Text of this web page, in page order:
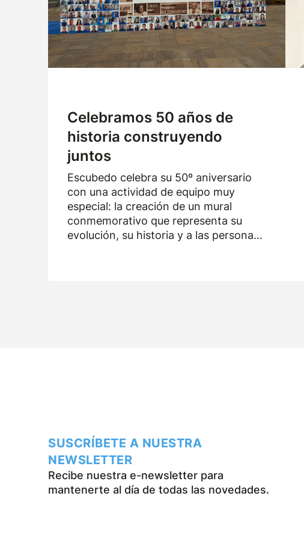
Logística
Productos
Noticias
Descargas
Celebramos 50 años de
historia construyendo
juntos
Escubedo celebra su 50º aniversario
con una actividad de equipo muy
especial: la creación de un mural
conmemorativo que representa su
evolución, su historia y a las personas
SUSCRÍBETE A NUESTRA
NEWSLETTER
Recibe nuestra e-newsletter para
mantenerte al día de todas las novedades.